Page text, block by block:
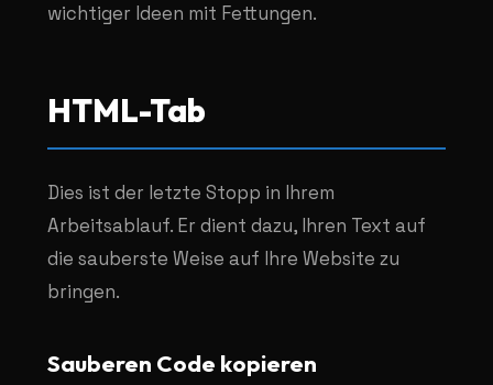
wichtiger Ideen mit Fettungen.
HTML-Tab
Dies ist der letzte Stopp in Ihrem
Arbeitsablauf. Er dient dazu, Ihren Text auf
die sauberste Weise auf Ihre Website zu
bringen.
Sauberen Code kopieren